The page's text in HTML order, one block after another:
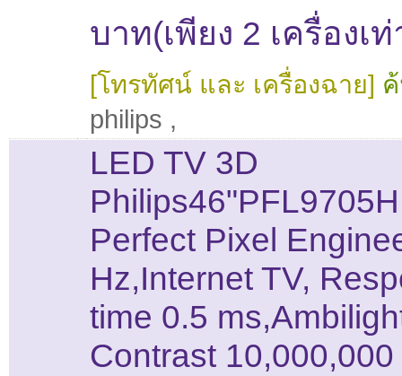
บาท(เพียง 2 เครื่องเ
[โทรทัศน์ และ เครื่องฉาย]
philips ,
LED TV 3D
Philips46"PFL9705H
Perfect Pixel
Hz,Internet TV,
time 0.5
Contrast 10,000,000